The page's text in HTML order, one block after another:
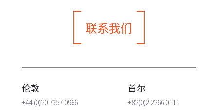
联系我们
伦敦
+44 (0)20 7357 0966
首尔
+82(0)2 2266 0111